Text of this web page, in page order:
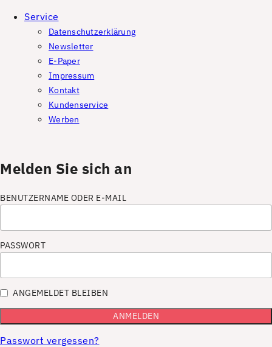
Service
Datenschutzerklärung
Newsletter
E-Paper
Impressum
Kontakt
Kundenservice
Werben
Melden Sie sich an
BENUTZERNAME ODER E-MAIL
PASSWORT
ANGEMELDET BLEIBEN
Passwort vergessen?